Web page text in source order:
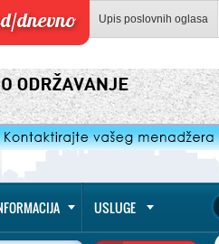
Upis poslovnih oglasa
dnevno
USLUGE